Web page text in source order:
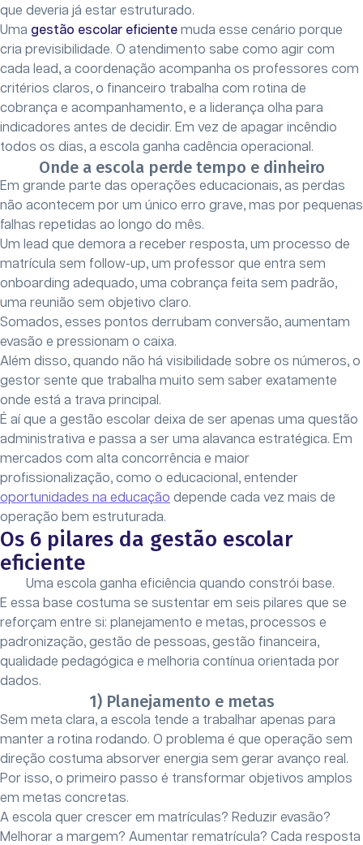
que deveria já estar estruturado.
Uma gestão escolar eficiente muda esse cenário porque
cria previsibilidade. O atendimento sabe como agir com
cada lead, a coordenação acompanha os professores com
critérios claros, o financeiro trabalha com rotina de
cobrança e acompanhamento, e a liderança olha para
indicadores antes de decidir. Em vez de apagar incêndio
todos os dias, a escola ganha cadência operacional.
Onde a escola perde tempo e dinheiro
Em grande parte das operações educacionais, as perdas
não acontecem por um único erro grave, mas por pequenas
falhas repetidas ao longo do mês.
Um lead que demora a receber resposta, um processo de
matrícula sem follow-up, um professor que entra sem
onboarding adequado, uma cobrança feita sem padrão,
uma reunião sem objetivo claro.
Somados, esses pontos derrubam conversão, aumentam
evasão e pressionam o caixa.
Além disso, quando não há visibilidade sobre os números, o
gestor sente que trabalha muito sem saber exatamente
onde está a trava principal.
É aí que a gestão escolar deixa de ser apenas uma questão
administrativa e passa a ser uma alavanca estratégica. Em
mercados com alta concorrência e maior
profissionalização, como o educacional, entender
oportunidades na educação depende cada vez mais de
operação bem estruturada.
Os 6 pilares da gestão escolar
eficiente
Uma escola ganha eficiência quando constrói base.
E essa base costuma se sustentar em seis pilares que se
reforçam entre si: planejamento e metas, processos e
padronização, gestão de pessoas, gestão financeira,
qualidade pedagógica e melhoria contínua orientada por
dados.
1) Planejamento e metas
Sem meta clara, a escola tende a trabalhar apenas para
manter a rotina rodando. O problema é que operação sem
direção costuma absorver energia sem gerar avanço real.
Por isso, o primeiro passo é transformar objetivos amplos
em metas concretas.
A escola quer crescer em matrículas? Reduzir evasão?
Melhorar a margem? Aumentar rematrícula? Cada resposta